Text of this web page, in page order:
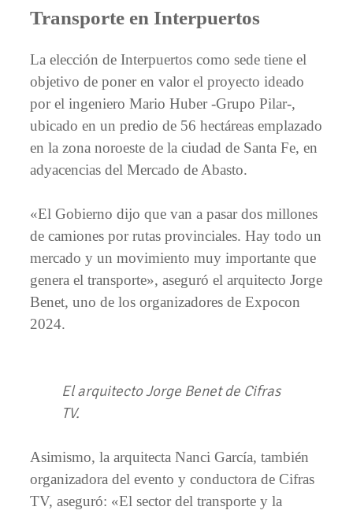
Transporte en Interpuertos
La elección de Interpuertos como sede tiene el
objetivo de poner en valor el proyecto ideado
por el ingeniero Mario Huber -Grupo Pilar-,
ubicado en un predio de 56 hectáreas emplazado
en la zona noroeste de la ciudad de Santa Fe, en
adyacencias del Mercado de Abasto.
«El Gobierno dijo que van a pasar dos millones
de camiones por rutas provinciales. Hay todo un
mercado y un movimiento muy importante que
genera el transporte», aseguró el arquitecto Jorge
Benet, uno de los organizadores de Expocon
2024.
El arquitecto Jorge Benet de Cifras
TV.
Asimismo, la arquitecta Nanci García, también
organizadora del evento y conductora de Cifras
TV, aseguró: «El sector del transporte y la